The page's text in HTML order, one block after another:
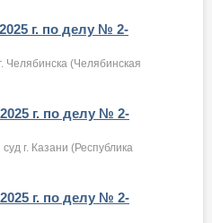
г. по делу № 2-
Челябинска (Челябинская
г. по делу № 2-
г. Казани (Республика
г. по делу № 2-